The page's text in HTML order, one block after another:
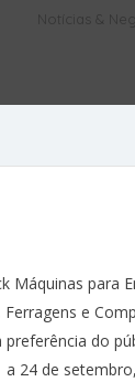
Notícias &
Máquinas para
e
do
24 de